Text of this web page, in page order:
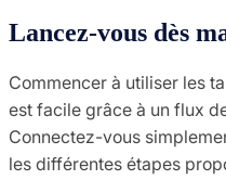
Lancez-vous dès
Commencer à utiliser les
est facile grâce à un flux
Connectez-vous
les différentes étapes